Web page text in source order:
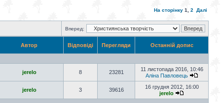
На сторінку 1 2 Далі
Вперед:
Автор Відповіді Перегляди Останній допис
jerelo 8 23281
11 листопада 2016, 10:46
Аліна Павловець
jerelo 3 39616
16 грудня 2012, 16:00
jerelo